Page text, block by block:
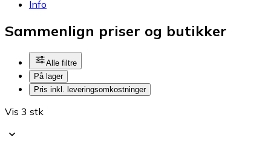
Info
Sammenlign priser og butikker
Alle filtre
På lager
Pris inkl. leveringsomkostninger
Vis 3 stk